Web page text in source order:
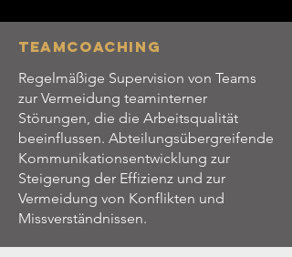
Teamcoaching
Regelmäßige Supervision von Teams
zur Vermeidung teaminterner
Störungen, die die Arbeitsqualität
beeinflussen. Abteilungsübergreifende
Kommunikationsentwicklung zur
Steigerung der Effizienz und zur
Vermeidung von Konflikten und
Missverständnissen.